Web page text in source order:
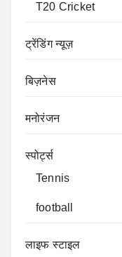
T20 Cricket
ट्रेंडिंग न्यूज़
बिज़नेस
मनोरंजन
स्पोर्ट्स
Tennis
football
लाइफ स्टाइल